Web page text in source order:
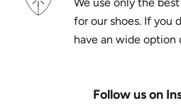
for our shoes. If you
have an wide option
Follow us on